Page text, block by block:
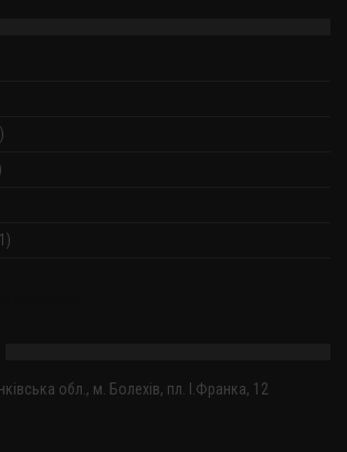
обл., м. Болехів, пл. І.Франка, 12